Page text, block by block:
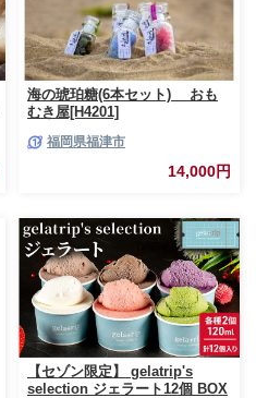
海の琥珀糖(6本セット) おも
むき屋[H4201]
福岡県福津市
14,000円
【セゾン限定】 gelatrip's
selection ジェラート12個 BOX